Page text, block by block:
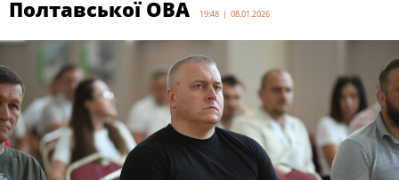
Полтавської ОВА
19:48 | 08.01.2026